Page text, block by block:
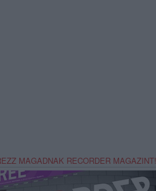
MAGADNAK RECORDER MAGAZINT!